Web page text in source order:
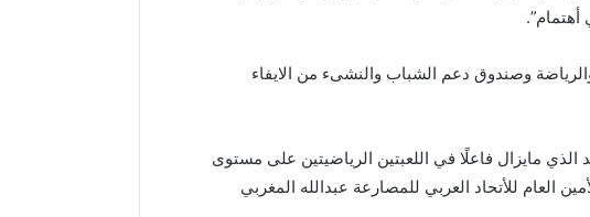
أهتمام”.
وصندوق دعم الشباب والنشىء من الايفاء
الذي مايزال فاعلًا في اللعبتين الرياضيتين على مستوى
للأتحاد العربي للمصارعة عبدالله المغربي